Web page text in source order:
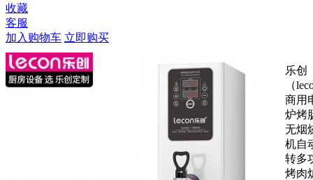
收藏
客服
加入购物车 立即购买
乐创
（
商用
炉烤
无烟
机自
转多
烤肉